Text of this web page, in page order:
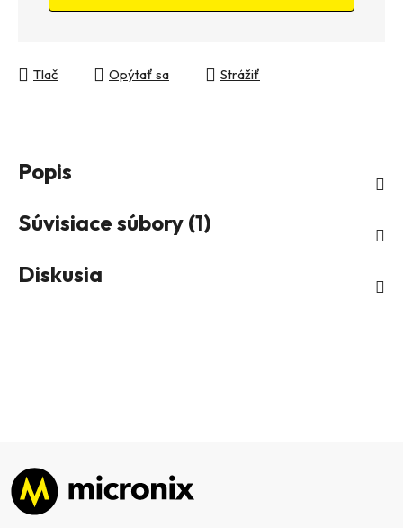
Tlač Opýtať sa Strážiť
Popis
Súvisiace súbory (1)
Diskusia
Zápätie